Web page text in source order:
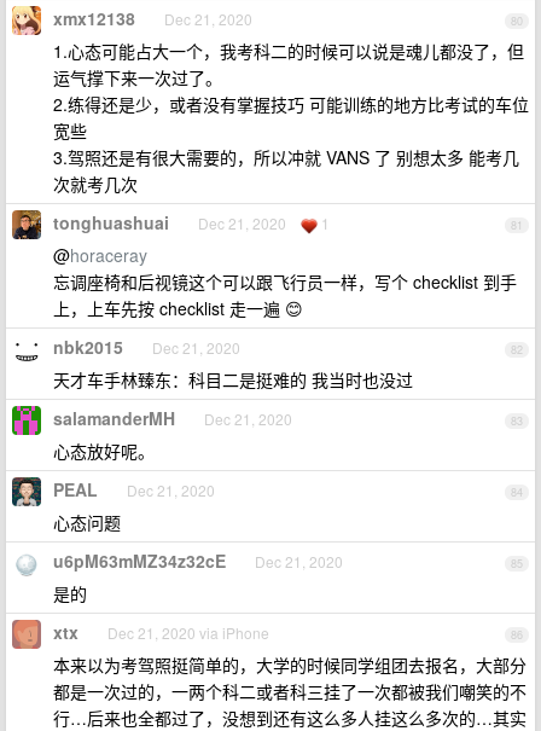
80
xmx12138 Dec 21, 2020
1.心态可能占大一个，我考科二的时候可以说是魂儿都没了，但
运气撑下来一次过了。
2.练得还是少，或者没有掌握技巧 可能训练的地方比考试的车位
宽些
3.驾照还是有很大需要的，所以冲就 VANS 了 别想太多 能考几
次就考几次
81
tonghuashuai Dec 21, 2020 1
@horaceray
忘调座椅和后视镜这个可以跟飞行员一样，写个 checklist 到手
上，上车先按 checklist 走一遍 😊
82
nbk2015 Dec 21, 2020
天才车手林臻东：科目二是挺难的 我当时也没过
83
salamanderMH Dec 21, 2020
心态放好呢。
84
PEAL Dec 21, 2020
心态问题
85
u6pM63mMZ34z32cE Dec 21, 2020
是的
86
xtx Dec 21, 2020 via iPhone
本来以为考驾照挺简单的，大学的时候同学组团去报名，大部分
都是一次过的，一两个科二或者科三挂了一次都被我们嘲笑的不
行…后来也全都过了，没想到还有这么多人挂这么多次的…其实